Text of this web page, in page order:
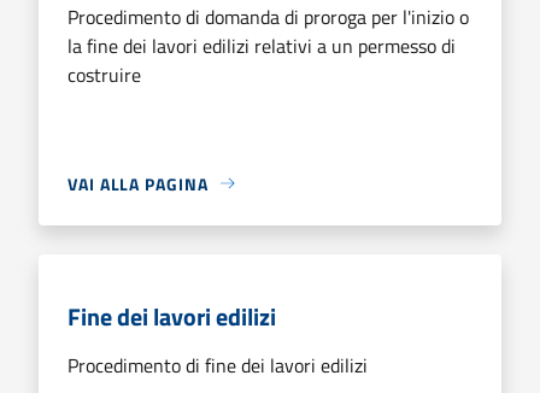
Procedimento di domanda di proroga per l'inizio o
la fine dei lavori edilizi relativi a un permesso di
costruire
VAI ALLA PAGINA
Fine dei lavori edilizi
Procedimento di fine dei lavori edilizi